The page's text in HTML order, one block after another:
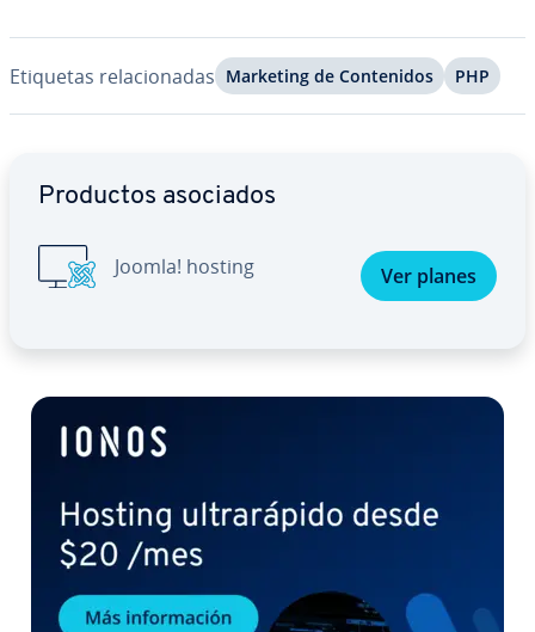
Etiquetas re­la­cio­na­das Marketing de Co­n­te­ni­dos PHP
Productos asociados
Joomla! hosting Ver planes